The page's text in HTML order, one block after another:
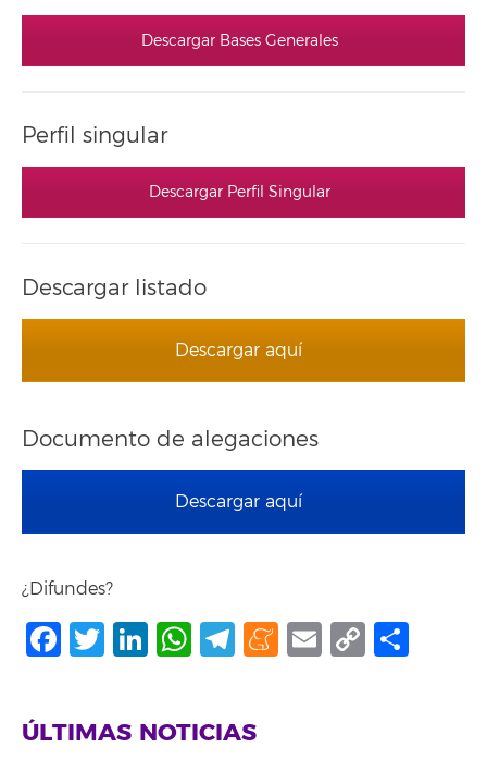
Descargar Bases Generales
Perfil singular
Descargar Perfil Singular
Descargar listado
Descargar aquí
Documento de alegaciones
Descargar aquí
¿Difundes?
Facebook
Twitter
LinkedIn
WhatsApp
Telegram
Meneame
Email
Copy
ÚLTIMAS NOTICIAS